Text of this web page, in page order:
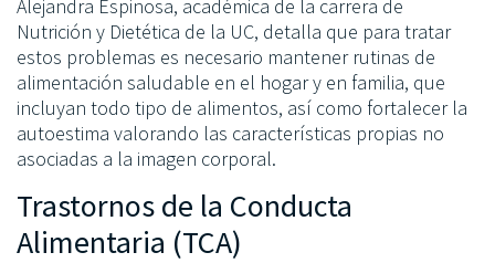
Alejandra Espinosa, académica de la carrera de
Nutrición y Dietética de la UC, detalla que para tratar
estos problemas es necesario mantener rutinas de
alimentación saludable en el hogar y en familia, que
incluyan todo tipo de alimentos, así como fortalecer la
autoestima valorando las características propias no
asociadas a la imagen corporal.
Trastornos de la Conducta
Alimentaria (TCA)